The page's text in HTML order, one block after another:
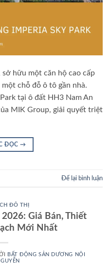
sở hữu một căn hộ cao cấp
chỗ đỗ ô tô gần nhà.
tại ô đất HH3 Nam An
MIK Group, giải quyết triệt
ĐỌC →
Để lại bình luận
ĐÔ THỊ
Giá Bán, Thiết
Mới Nhất
BẤT ĐỘNG SẢN DƯƠNG NỘI